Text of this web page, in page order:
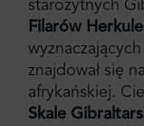
starożytnych
Filarów
znajdował się
afrykańskiej.
Skale